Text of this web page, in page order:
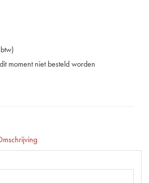
)
moment niet besteld worden